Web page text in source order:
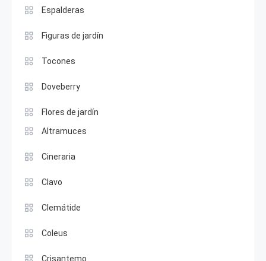
Espalderas
Figuras de jardín
Tocones
Doveberry
Flores de jardín
Altramuces
Cineraria
Clavo
Clemátide
Coleus
Crisantemo